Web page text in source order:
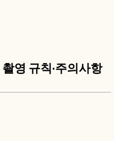
영 규칙·주의사항